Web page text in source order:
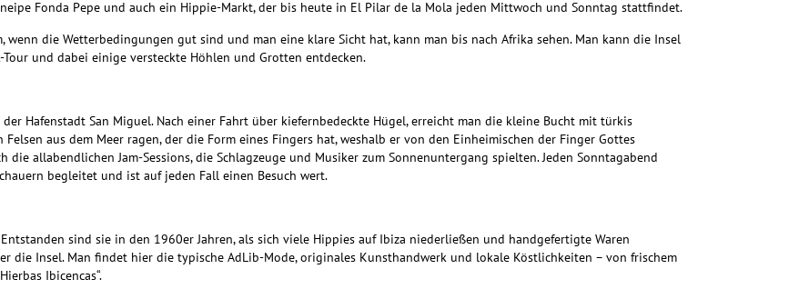
Fonda Pepe und auch ein Hippie-Markt, der bis heute in El Pilar de la Mola jeden Mittwoch und Sonntag stattfindet.
wenn die Wetterbedingungen gut sind und man eine klare Sicht hat, kann man bis nach Afrika sehen. Man kann die Insel
Tour und dabei einige versteckte Höhlen und Grotten entdecken.
Hafenstadt San Miguel. Nach einer Fahrt über kiefernbedeckte Hügel, erreicht man die kleine Bucht mit türkis
Felsen aus dem Meer ragen, der die Form eines Fingers hat, weshalb er von den Einheimischen der Finger Gottes
allabendlichen Jam-Sessions, die Schlagzeuge und Musiker zum Sonnenuntergang spielten. Jeden Sonntagabend
begleitet und ist auf jeden Fall einen Besuch wert.
sind sie in den 1960er Jahren, als sich viele Hippies auf Ibiza niederließen und handgefertigte Waren
die Insel. Man findet hier die typische AdLib-Mode, originales Kunsthandwerk und lokale Köstlichkeiten – von frischem
Ibicencas“.